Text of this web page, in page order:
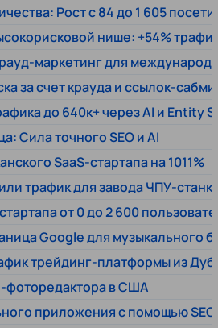
Рост с 84 до 1 605
нише: +54%
маркетинг для
за счет крауда и ссылок-
до 640к+ через AI и Entity
Сила точного SEO и AI
SaaS-стартапа на 1011%
трафик для завода ЧПУ-
от 0 до 2 600
Google для музыкального
трейдинг-платформы из
фоторедактора в США
приложения с помощью SEO